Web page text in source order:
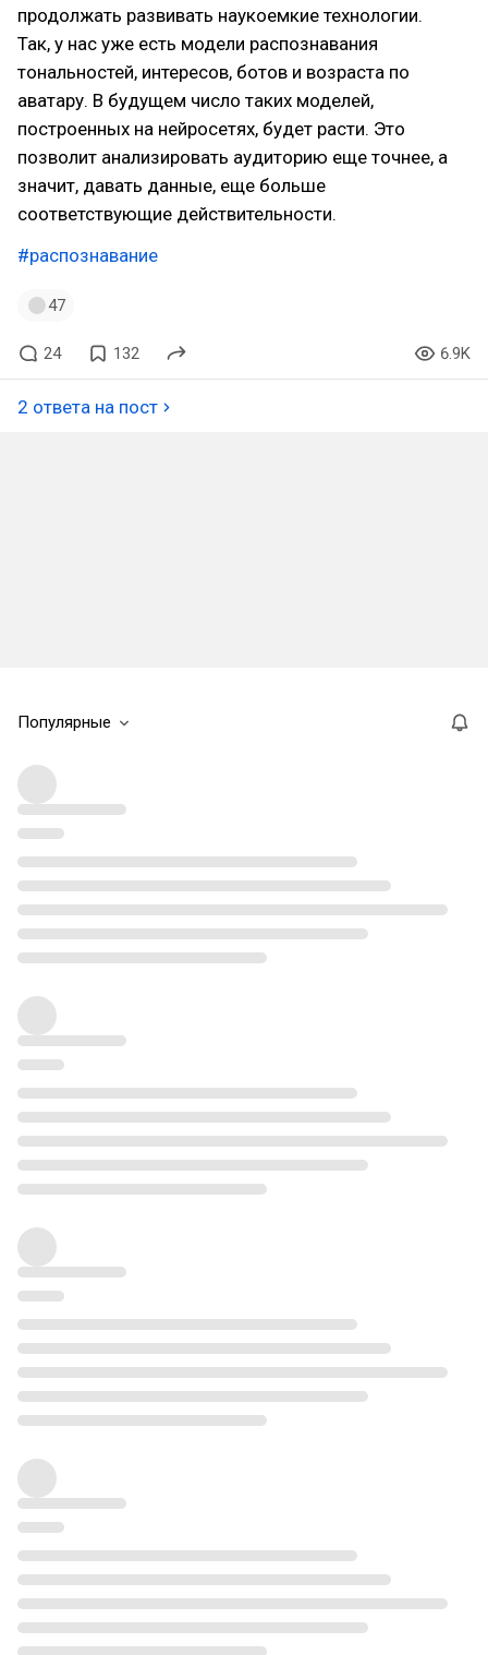
продолжать развивать наукоемкие технологии.
Так, у нас уже есть модели распознавания
тональностей, интересов, ботов и возраста по
аватару. В будущем число таких моделей,
построенных на нейросетях, будет расти. Это
позволит анализировать аудиторию еще точнее, а
значит, давать данные, еще больше
соответствующие действительности.
#распознавание
47
24 132 6.9K
2 ответа на пост
Популярные